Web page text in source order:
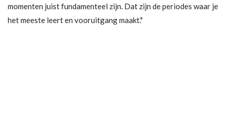
momenten juist fundamenteel zijn. Dat zijn de periodes waar je
het meeste leert en vooruitgang maakt."